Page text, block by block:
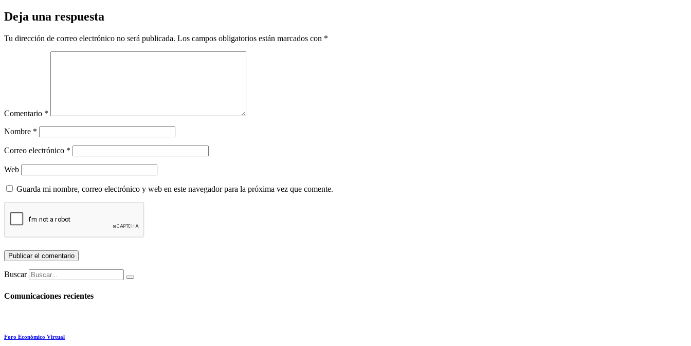
Deja una respuesta
Tu dirección de correo electrónico no será publicada. Los campos obligatorios están marcados con *
Comentario *
Nombre *
Correo electrónico *
Web
Guarda mi nombre, correo electrónico y web en este navegador para la próxima vez que comente.
Buscar
Comunicaciones recientes
Foro Económico Virtual